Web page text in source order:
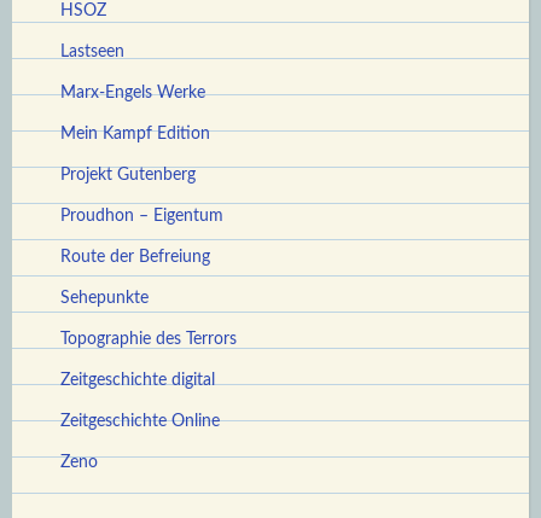
HSOZ
Lastseen
Marx-Engels Werke
Mein Kampf Edition
Projekt Gutenberg
Proudhon – Eigentum
Route der Befreiung
Sehepunkte
Topographie des Terrors
Zeitgeschichte digital
Zeitgeschichte Online
Zeno